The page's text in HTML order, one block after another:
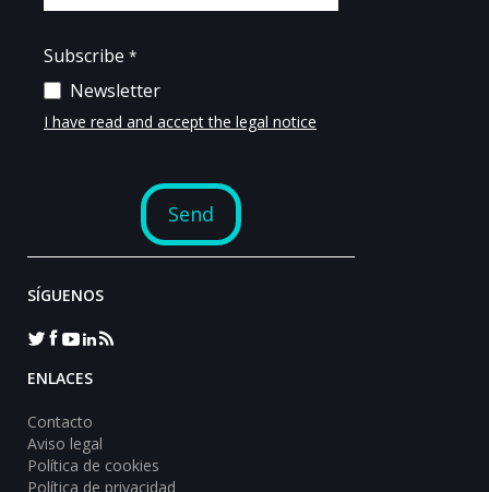
SÍGUENOS
ENLACES
Contacto
Aviso legal
Política de cookies
Política de privacidad